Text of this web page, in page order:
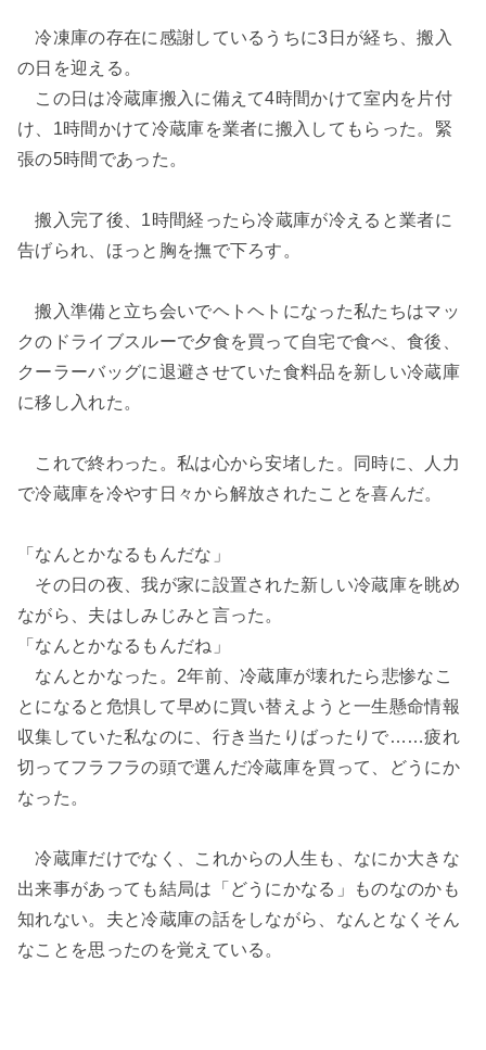
冷凍庫の存在に感謝しているうちに3日が経ち、搬入
の日を迎える。
この日は冷蔵庫搬入に備えて4時間かけて室内を片付
け、1時間かけて冷蔵庫を業者に搬入してもらった。緊
張の5時間であった。
搬入完了後、1時間経ったら冷蔵庫が冷えると業者に
告げられ、ほっと胸を撫で下ろす。
搬入準備と立ち会いでヘトヘトになった私たちはマッ
クのドライブスルーで夕食を買って自宅で食べ、食後、
クーラーバッグに退避させていた食料品を新しい冷蔵庫
に移し入れた。
これで終わった。私は心から安堵した。同時に、人力
で冷蔵庫を冷やす日々から解放されたことを喜んだ。
「なんとかなるもんだな」
その日の夜、我が家に設置された新しい冷蔵庫を眺め
ながら、夫はしみじみと言った。
「なんとかなるもんだね」
なんとかなった。2年前、冷蔵庫が壊れたら悲惨なこ
とになると危惧して早めに買い替えようと一生懸命情報
収集していた私なのに、行き当たりばったりで……疲れ
切ってフラフラの頭で選んだ冷蔵庫を買って、どうにか
なった。
冷蔵庫だけでなく、これからの人生も、なにか大きな
出来事があっても結局は「どうにかなる」ものなのかも
知れない。夫と冷蔵庫の話をしながら、なんとなくそん
なことを思ったのを覚えている。